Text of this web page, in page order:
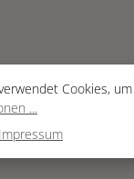
Cookies,
...
Impressum